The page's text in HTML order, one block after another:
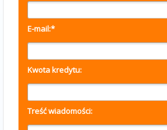
E-mail:*
Kwota kredytu:
Treść wiadomości: